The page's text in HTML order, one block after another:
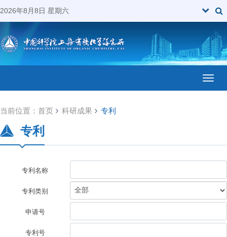
2026年8月8日 星期六
当前位置： 首页 科研成果 专利
专利
专利名称
专利类别
申请号
专利号